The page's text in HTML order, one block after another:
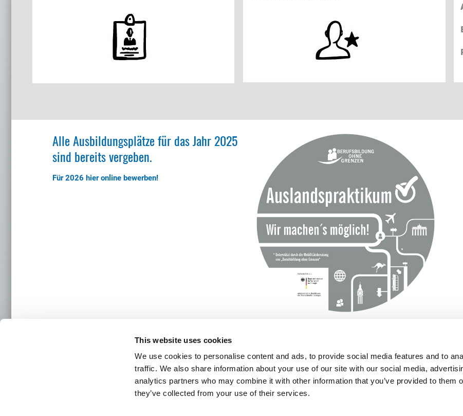
This website uses cookies
We use cookies to personalise content and ads, to provide social media features and to
traffic. We also share information about your use of our site with our social media,
analytics partners who may combine it with other information that you’ve provided to them
they’ve collected from your use of their services.
Alle Ausbildungsplätze für das Jahr 2025
sind bereits vergeben.
Für 2026 hier online bewerben!
BÖTTCHER LOCATIONS
Zentrale und Hauptwerk in Köln
Felix Böttcher GmbH & Co. KG
Postfach 41 01 80, 50861 Köln